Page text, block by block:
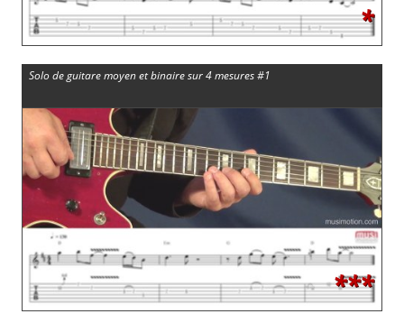
*
Solo de guitare moyen et binaire sur 4 mesures #1
***